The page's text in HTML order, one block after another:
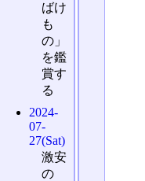
ばけ
も
の」
を鑑
賞す
る
2024-
07-
27(Sat)
激安
の